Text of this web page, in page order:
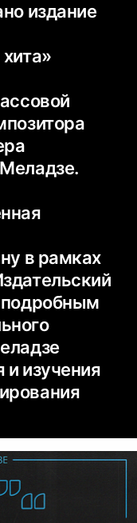
издание
в рамках
подробным
изучения